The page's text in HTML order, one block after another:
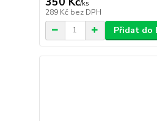
/ks
289 Kč bez DPH
Přidat do